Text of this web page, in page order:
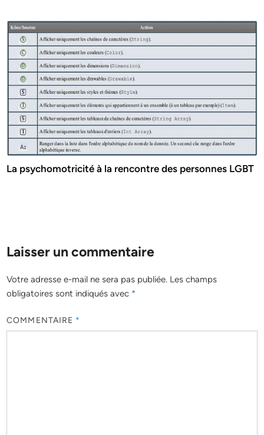
La psychomotricité à la rencontre des personnes LGBT
Laisser un commentaire
Votre adresse e-mail ne sera pas publiée. Les champs
obligatoires sont indiqués avec *
COMMENTAIRE *